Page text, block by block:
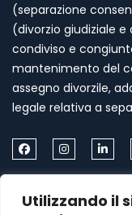
Utilizzando il
(separazione
(divorzio giudiziale
condiviso e
mantenimento del
assegno divorzile,
legale relativa a
Come